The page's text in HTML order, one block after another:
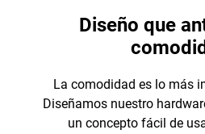
Diseño que
La comodidad es lo más
Diseñamos nuestro
un concepto fácil de